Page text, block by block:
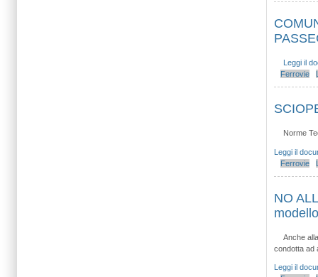
Leggi il
Ferrovie
Norme
Leggi il
Ferrovie
NO
Anche
condotta ad
Leggi il